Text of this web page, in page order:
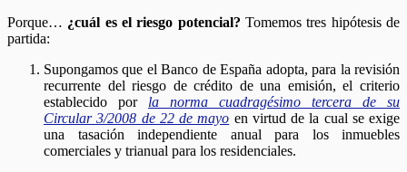
Porque… ¿cuál es el riesgo potencial? Tomemos tres hipótesis de
partida:
Supongamos que el Banco de España adopta, para la revisión
recurrente del riesgo de crédito de una emisión, el criterio
establecido por la norma cuadragésimo tercera de su
Circular 3/2008 de 22 de mayo en virtud de la cual se exige
una tasación independiente anual para los inmuebles
comerciales y trianual para los residenciales.